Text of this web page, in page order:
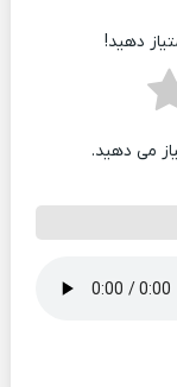
دهید!
می دهید.